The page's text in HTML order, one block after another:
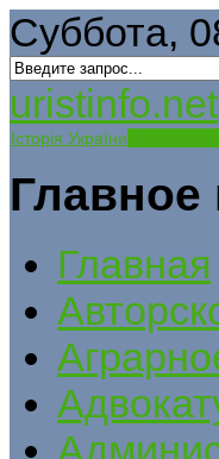
Суббота,
uristinfo.net
Історія України
Главная